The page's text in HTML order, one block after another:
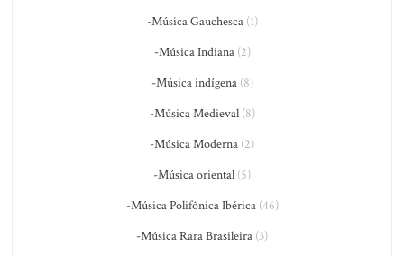
-Música Gauchesca(1)
-Música Indiana(2)
-Música indígena(8)
-Música Medieval(8)
-Música Moderna (2)
-Música oriental (5)
-Música Polifônica Ibérica(46)
-Música Rara Brasileira (3)